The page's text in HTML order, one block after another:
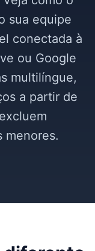
sua equipe
conectada à
ou Google
multilíngue,
a partir de
menores.